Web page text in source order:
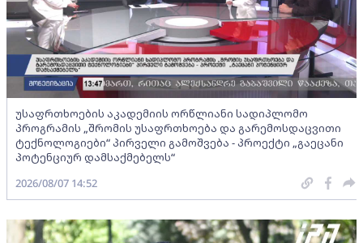
უსაფრთხოების აკადემიის ორწლიანი სადიპლომო
პროგრამის „შრომის უსაფრთხოება და გარემოსდაცვითი
ტექნოლოგიები“ პირველი გამოშვება - პროექტი „გაეცანი
პოტენციურ დამსაქმებელს“
2026/08/07 14:52